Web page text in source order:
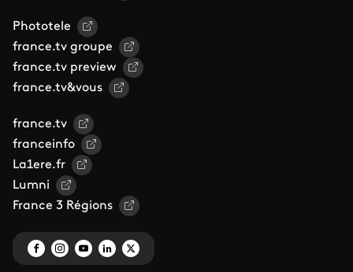
Phototele
france.tv groupe
france.tv preview
france.tv&vous
france.tv
franceinfo
La1ere.fr
Lumni
France 3 Régions